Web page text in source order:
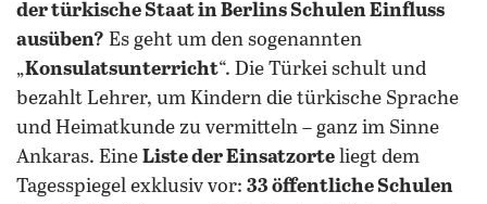
der türkische Staat in Berlins Schulen Einfluss
ausüben? Es geht um den sogenannten
„Konsulatsunterricht“. Die Türkei schult und
bezahlt Lehrer, um Kindern die türkische Sprache
und Heimatkunde zu vermitteln – ganz im Sinne
Ankaras. Eine Liste der Einsatzorte liegt dem
Tagesspiegel exklusiv vor: 33 öffentliche Schulen